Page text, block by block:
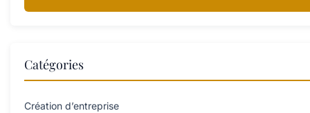
Catégories
Création d’entreprise